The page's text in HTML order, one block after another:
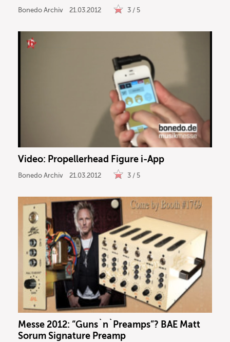
Bonedo Archiv 21.03.2012 3 / 5
Video: Propellerhead Figure i-App
Bonedo Archiv 21.03.2012 3 / 5
Messe 2012: “Guns`n`Preamps”? BAE Matt
Sorum Signature Preamp